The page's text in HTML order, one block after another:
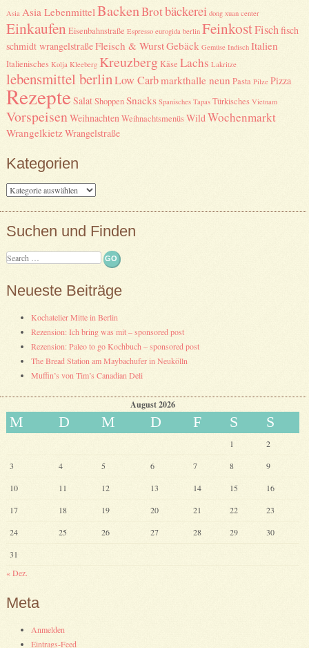
Asia Asia Lebenmittel BackenBrotbäckerei dong xuan center
Einkaufen Eisenbahnstraße Espresso eurogida berlin FeinkostFischfisch
schmidt wrangelstraßeFleisch & WurstGebäck Gemüse Indisch Italien
Italienisches Kolja Kleeberg KreuzbergKäse Lachs Lakritze
lebensmittel berlinLow Carbmarkthalle neun Pasta Pilze Pizza
RezepteSalatShoppenSnacks Spanisches Tapas Türkisches Vietnam
VorspeisenWeihnachtenWeihnachtsmenüsWildWochenmarkt
WrangelkietzWrangelstraße
Kategorien
Kategorien
Suchen und Finden
Search
Neueste Beiträge
Kochatelier Mitte in Berlin
Rezension: Ich bring was mit – sponsored post
Rezension: Paleo to go Kochbuch – sponsored post
The Bread Station am Maybachufer in Neukölln
Muffin’s von Tim’s Canadian Deli
August 2026
M D M D F S S
1
2
3
4 5 6 7 8
9
10
11 12 13 14 15
16
17
18 19 20 21 22
23
24
25 26 27 28 29
30
31
« Dez.
Meta
Anmelden
Eintrags-Feed